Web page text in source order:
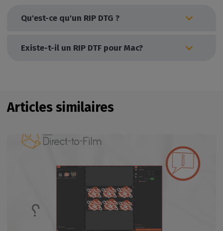
Qu'est-ce qu'un RIP DTG ?
Existe-t-il un RIP DTF pour Mac?
Articles similaires